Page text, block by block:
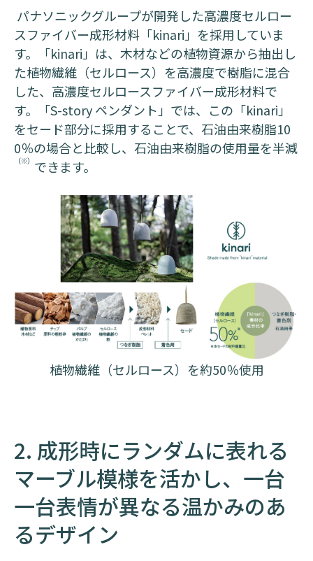
パナソニックグループが開発した高濃度セルロー
スファイバー成形材料「kinari」を採用していま
す。「kinari」は、木材などの植物資源から抽出し
た植物繊維（セルロース）を高濃度で樹脂に混合
した、高濃度セルロースファイバー成形材料で
す。「S-story ペンダント」では、この「kinari」
をセード部分に採用することで、石油由来樹脂10
0％の場合と比較し、石油由来樹脂の使用量を半減
（※） できます。
植物繊維（セルロース）を約50％使用
2. 成形時にランダムに表れる
マーブル模様を活かし、一台
一台表情が異なる温かみのあ
るデザイン